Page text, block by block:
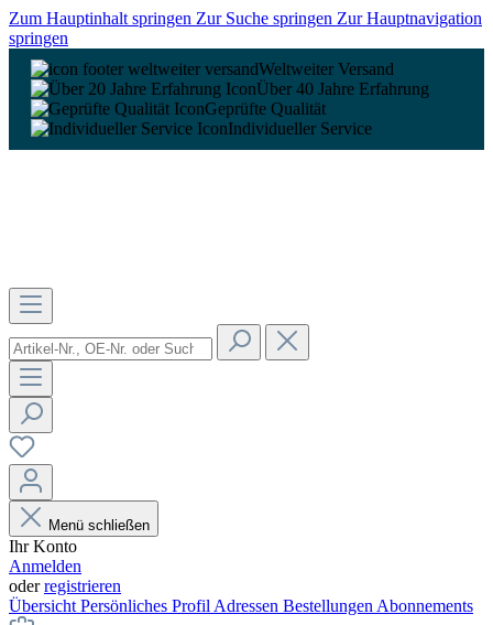
Zum Hauptinhalt springen Zur Suche springen Zur Hauptnavigation
springen
Weltweiter Versand
Über 40 Jahre Erfahrung
Geprüfte Qualität
Individueller Service
Menü schließen
Ihr Konto
Anmelden
oderregistrieren
Übersicht Persönliches Profil Adressen Bestellungen Abonnements